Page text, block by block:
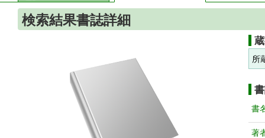
検索結果書誌詳細
所
書
著